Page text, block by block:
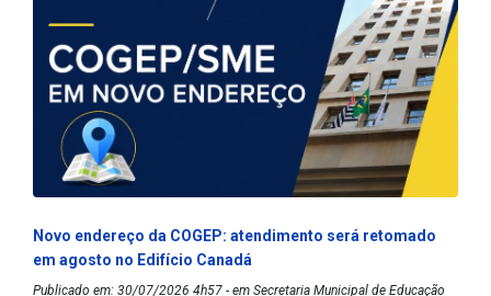
Novo endereço da COGEP: atendimento será retomado
em agosto no Edifício Canadá
Publicado em: 30/07/2026 4h57 - em Secretaria Municipal de Educação